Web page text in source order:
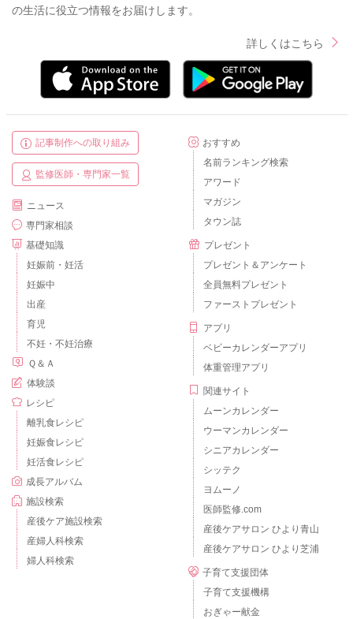
の生活に役立つ情報をお届けします。
詳しくはこちら
記事制作への取り組み
監修医師・専門家一覧
ニュース
専門家相談
基礎知識
妊娠前・妊活
妊娠中
出産
育児
不妊・不妊治療
Ｑ＆Ａ
体験談
レシピ
離乳食レシピ
妊娠食レシピ
妊活食レシピ
成長アルバム
施設検索
産後ケア施設検索
産婦人科検索
婦人科検索
おすすめ
名前ランキング検索
アワード
マガジン
タウン誌
プレゼント
プレゼント＆アンケート
全員無料プレゼント
ファーストプレゼント
アプリ
ベビーカレンダーアプリ
体重管理アプリ
関連サイト
ムーンカレンダー
ウーマンカレンダー
シニアカレンダー
シッテク
ヨムーノ
医師監修.com
産後ケアサロン ひより青山
産後ケアサロン ひより芝浦
子育て支援団体
子育て支援機構
おぎゃー献金